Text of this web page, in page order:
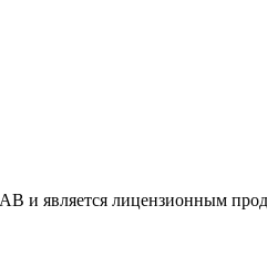
и является лицензионным